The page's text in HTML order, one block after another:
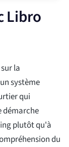
Libro
la
système
qui
démarche
plutôt qu'à
du